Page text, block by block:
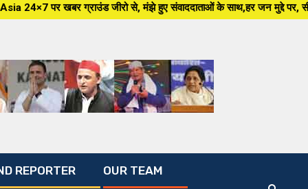
जीरो से, मंझे हुए संवाददाताओं के साथ,हर जन मुद्दे पर, सीधा सवाल
REPORTER OUR TEAM